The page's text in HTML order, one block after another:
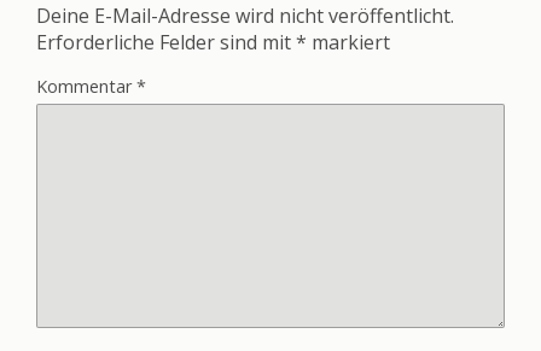
Deine E-Mail-Adresse wird nicht veröffentlicht.
Erforderliche Felder sind mit* markiert
Kommentar*